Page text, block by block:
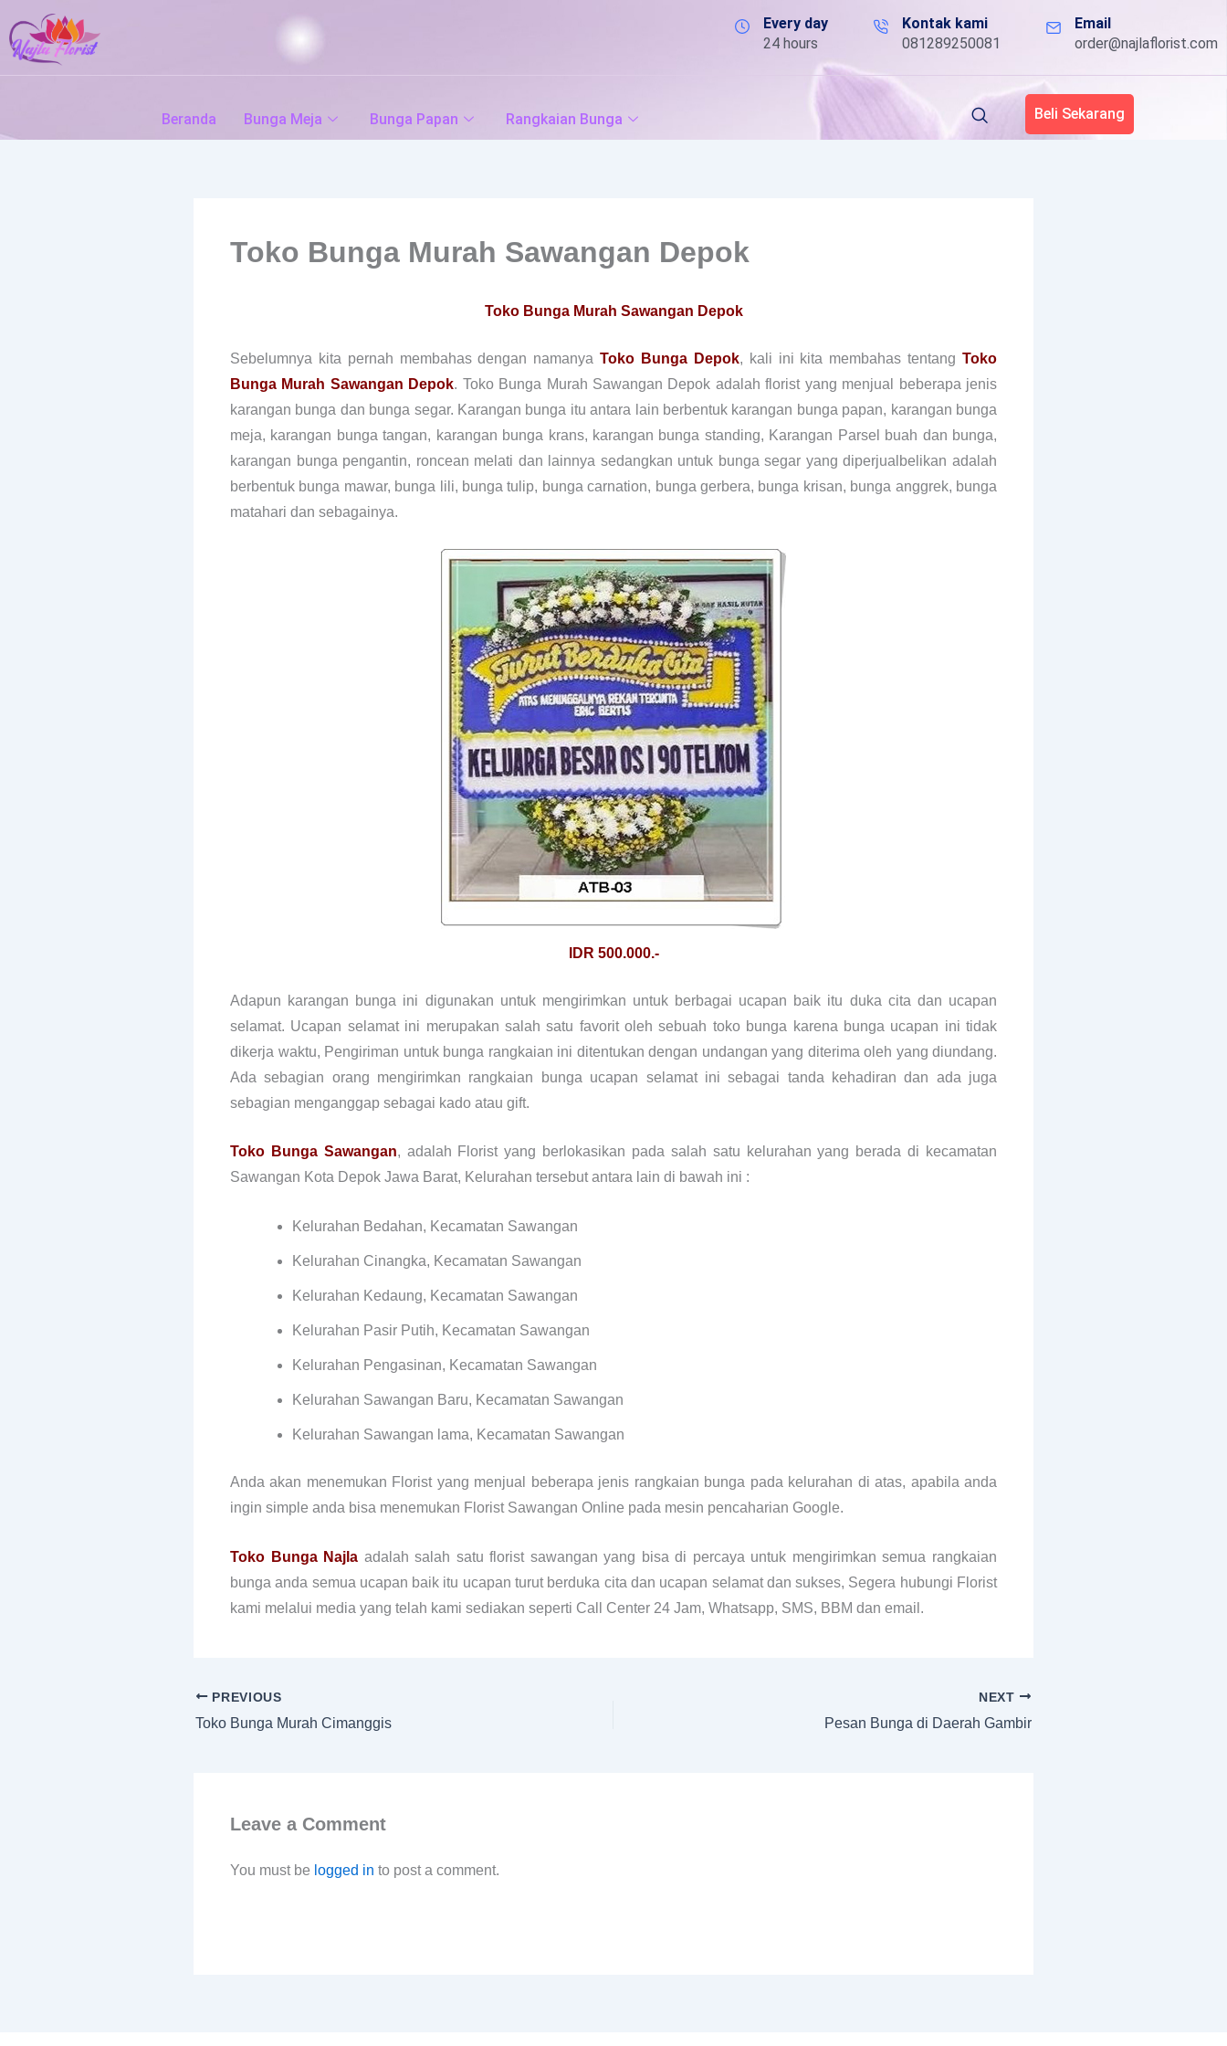
to
content
Every day
24 hours
Kontak kami
081289250081
Email
order@najlaflorist.com
Beranda Bunga Meja Bunga Papan Rangkaian Bunga Beli Sekarang
Toko Bunga Murah Sawangan Depok
Toko Bunga Murah Sawangan Depok
Sebelumnya kita pernah membahas dengan namanyaToko Bunga Depok, kali ini kita membahas tentangToko
Bunga Murah Sawangan Depok. Toko Bunga Murah Sawangan Depok adalah florist yang menjual beberapa jenis
karangan bunga dan bunga segar. Karangan bunga itu antara lain berbentuk karangan bunga papan, karangan bunga
meja, karangan bunga tangan, karangan bunga krans, karangan bunga standing, Karangan Parsel buah dan bunga,
karangan bunga pengantin, roncean melati dan lainnya sedangkan untuk bunga segar yang diperjualbelikan adalah
berbentuk bunga mawar, bunga lili, bunga tulip, bunga carnation, bunga gerbera, bunga krisan, bunga anggrek, bunga
matahari dan sebagainya.
IDR 500.000.-
Adapun karangan bunga ini digunakan untuk mengirimkan untuk berbagai ucapan baik itu duka cita dan ucapan
selamat. Ucapan selamat ini merupakan salah satu favorit oleh sebuah toko bunga karena bunga ucapan ini tidak
dikerja waktu, Pengiriman untuk bunga rangkaian ini ditentukan dengan undangan yang diterima oleh yang diundang.
Ada sebagian orang mengirimkan rangkaian bunga ucapan selamat ini sebagai tanda kehadiran dan ada juga
sebagian menganggap sebagai kado atau gift.
Toko Bunga Sawangan, adalah Florist yang berlokasikan pada salah satu kelurahan yang berada di kecamatan
Sawangan Kota Depok Jawa Barat, Kelurahan tersebut antara lain di bawah ini :
Kelurahan Bedahan, Kecamatan Sawangan
Kelurahan Cinangka, Kecamatan Sawangan
Kelurahan Kedaung, Kecamatan Sawangan
Kelurahan Pasir Putih, Kecamatan Sawangan
Kelurahan Pengasinan, Kecamatan Sawangan
Kelurahan Sawangan Baru, Kecamatan Sawangan
Kelurahan Sawangan lama, Kecamatan Sawangan
Anda akan menemukan Florist yang menjual beberapa jenis rangkaian bunga pada kelurahan di atas, apabila anda
ingin simple anda bisa menemukan Florist Sawangan Online pada mesin pencaharian Google.
Toko Bunga Najla adalah salah satu florist sawangan yang bisa di percaya untuk mengirimkan semua rangkaian
bunga anda semua ucapan baik itu ucapan turut berduka cita dan ucapan selamat dan sukses, Segera hubungi Florist
kami melalui media yang telah kami sediakan seperti Call Center 24 Jam, Whatsapp, SMS, BBM dan email.
PREVIOUS
Toko Bunga Murah Cimanggis
NEXT
Pesan Bunga di Daerah Gambir
Leave a Comment
You must be logged in to post a comment.